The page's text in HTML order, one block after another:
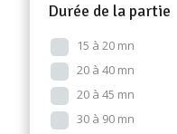
Durée de la partie
15 à 20 mn
20 à 40 mn
20 à 45 mn
30 à 90 mn